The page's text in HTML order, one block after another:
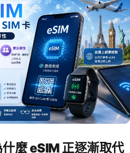
麼 eSIM 正逐漸取代